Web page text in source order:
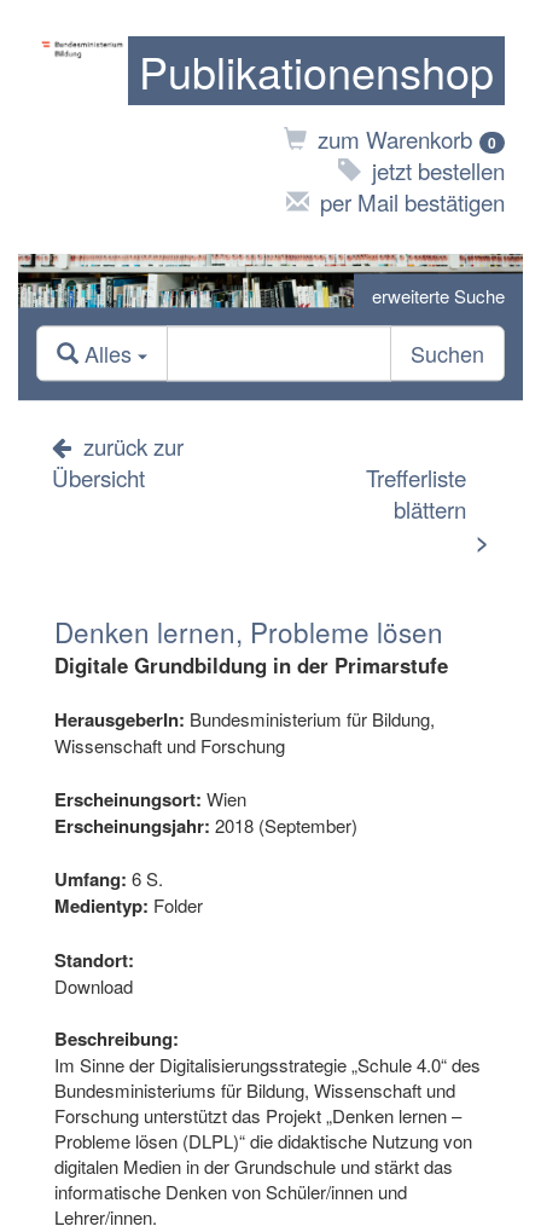
Publikationenshop
zum Warenkorb 0
jetzt bestellen
per Mail bestätigen
erweiterte Suche
Alles Suchen
zurück zur
Übersicht
Trefferliste
blättern
>
Denken lernen, Probleme lösen
Digitale Grundbildung in der Primarstufe
HerausgeberIn: Bundesministerium für Bildung,
Wissenschaft und Forschung
Erscheinungsort: Wien
Erscheinungsjahr: 2018 (September)
Umfang: 6 S.
Medientyp: Folder
Standort:
Download
Beschreibung:
Im Sinne der Digitalisierungsstrategie „Schule 4.0“ des
Bundesministeriums für Bildung, Wissenschaft und
Forschung unterstützt das Projekt „Denken lernen –
Probleme lösen (DLPL)“ die didaktische Nutzung von
digitalen Medien in der Grundschule und stärkt das
informatische Denken von Schüler/innen und
Lehrer/innen.